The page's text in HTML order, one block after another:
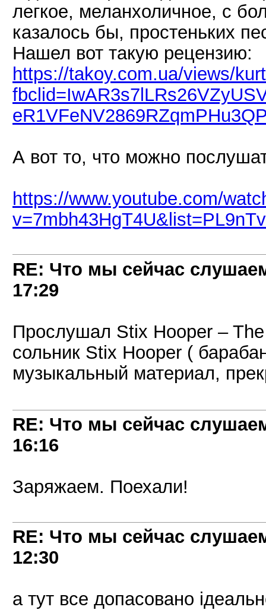
легкое, меланхоличное, с
казалось бы, простеньких
Нашел вот такую рецензию:
https://takoy.com.ua/views/
А вот то, что можно
https://www.youtube.com/
RE: Что мы сейчас
17:29
Прослушал Stix Hooper ‎–
сольник Stix Hooper (
музыкальный материал,
RE: Что мы сейчас
16:16
Заряжаем. Поехали!
RE: Что мы сейчас
12:30
а тут все допасовано